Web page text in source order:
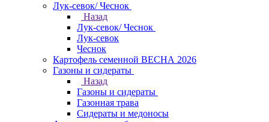
Лук-севок/ Чеснок
Назад
Лук-севок/ Чеснок
Лук-севок
Чеснок
Картофель семенной ВЕСНА 2026
Газоны и сидераты
Назад
Газоны и сидераты
Газонная трава
Сидераты и медоносы